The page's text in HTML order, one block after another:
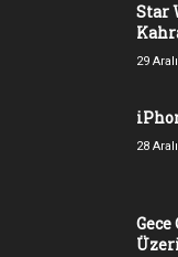
Star
29
28